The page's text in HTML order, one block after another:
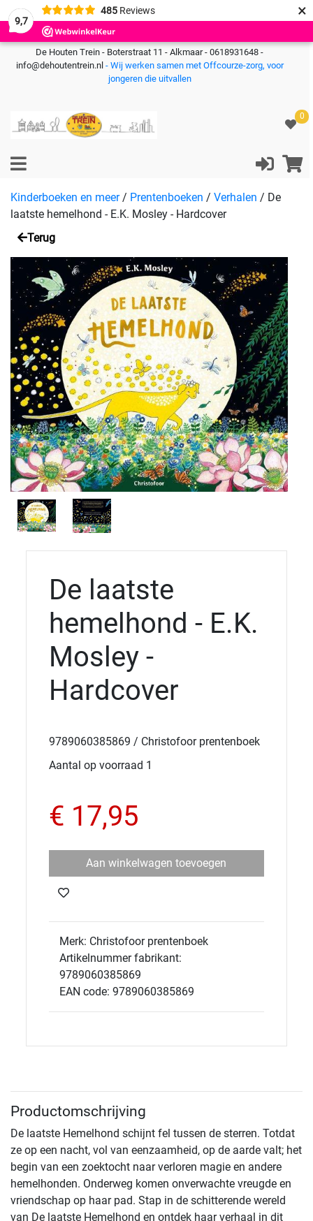
9,7
485 Reviews ×
De Houten Trein - Boterstraat 11 - Alkmaar - 0618931648 -
info@dehoutentrein.nl - Wij werken samen met Offcourze-zorg, voor
jongeren die uitvallen
0
Kinderboeken en meer / Prentenboeken / Verhalen / De
laatste hemelhond - E.K. Mosley - Hardcover
Terug
De laatste
hemelhond - E.K.
Mosley -
Hardcover
9789060385869 / Christofoor prentenboek
Aantal op voorraad 1
€ 17,95
Aan winkelwagen toevoegen
Merk: Christofoor prentenboek
Artikelnummer fabrikant:
9789060385869
EAN code: 9789060385869
Productomschrijving
De laatste Hemelhond schijnt fel tussen de sterren. Totdat
ze op een nacht, vol van eenzaamheid, op de aarde valt; het
begin van een zoektocht naar verloren magie en andere
hemelhonden. Onderweg komen onverwachte vreugde en
vriendschap op haar pad. Stap in de schitterende wereld
van De laatste Hemelhond en ontdek haar verhaal in dit